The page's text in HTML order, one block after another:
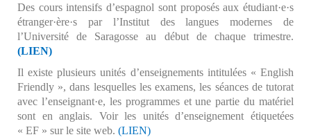
Des cours intensifs d’espagnol sont proposés aux étudiant·e·s
étranger·ère·s par l’Institut des langues modernes de
l’Université de Saragosse au début de chaque trimestre.
(LIEN)
Il existe plusieurs unités d’enseignements intitulées « English
Friendly », dans lesquelles les examens, les séances de tutorat
avec l’enseignant·e, les programmes et une partie du matériel
sont en anglais. Voir les unités d’enseignement étiquetées
« EF » sur le site web. (LIEN)